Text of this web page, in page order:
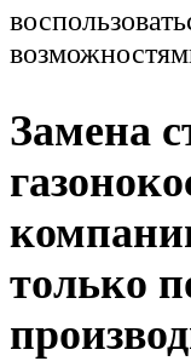
Замена
только